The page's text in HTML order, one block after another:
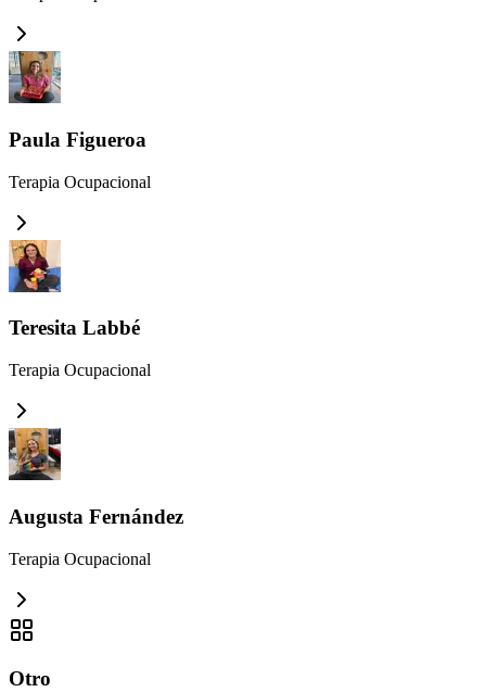
Paula Figueroa
Terapia Ocupacional
Teresita Labbé
Terapia Ocupacional
Augusta Fernández
Terapia Ocupacional
Otro